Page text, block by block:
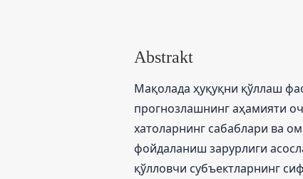
Abstrakt
Мақолада ҳуқуқни қўллаш
прогнозлашнинг аҳамияти
хатоларнинг сабаблари ва
фойдаланиш зарурлиги
қўлловчи субъектларнинг